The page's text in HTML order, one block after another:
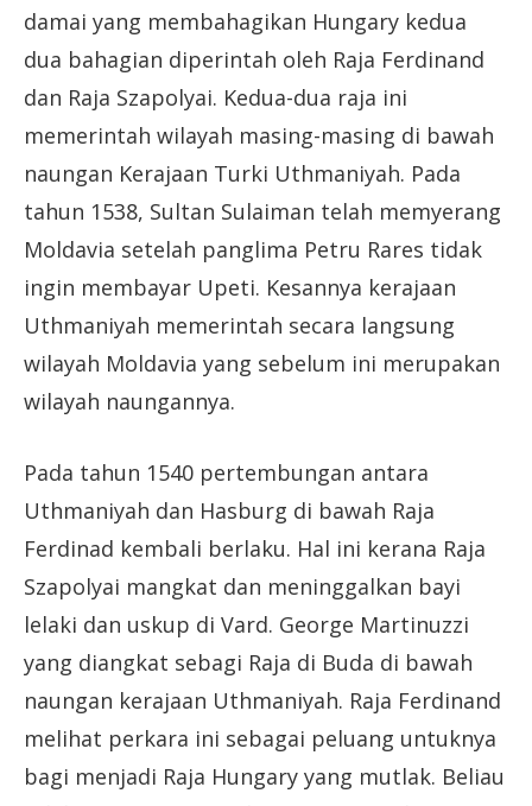
damai yang membahagikan Hungary kedua
dua bahagian diperintah oleh Raja Ferdinand
dan Raja Szapolyai. Kedua-dua raja ini
memerintah wilayah masing-masing di bawah
naungan Kerajaan Turki Uthmaniyah. Pada
tahun 1538, Sultan Sulaiman telah memyerang
Moldavia setelah panglima Petru Rares tidak
ingin membayar Upeti. Kesannya kerajaan
Uthmaniyah memerintah secara langsung
wilayah Moldavia yang sebelum ini merupakan
wilayah naungannya.
Pada tahun 1540 pertembungan antara
Uthmaniyah dan Hasburg di bawah Raja
Ferdinad kembali berlaku. Hal ini kerana Raja
Szapolyai mangkat dan meninggalkan bayi
lelaki dan uskup di Vard. George Martinuzzi
yang diangkat sebagi Raja di Buda di bawah
naungan kerajaan Uthmaniyah. Raja Ferdinand
melihat perkara ini sebagai peluang untuknya
bagi menjadi Raja Hungary yang mutlak. Beliau